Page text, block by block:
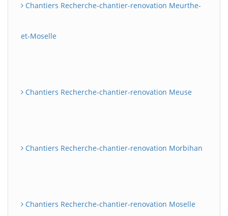
Chantiers Recherche-chantier-renovation Meurthe-
et-Moselle
Chantiers Recherche-chantier-renovation Meuse
Chantiers Recherche-chantier-renovation Morbihan
Chantiers Recherche-chantier-renovation Moselle